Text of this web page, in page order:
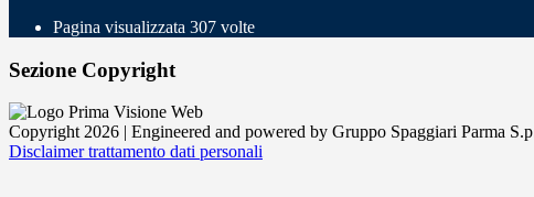
Pagina visualizzata 307 volte
Sezione Copyright
Copyright 2026 | Engineered and powered by Gruppo Spaggiari Parma
Disclaimer trattamento dati personali